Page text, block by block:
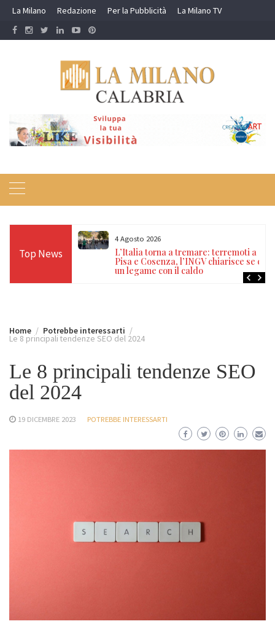
Skip
content
La Milano Redazione Per la Pubblicità La Milano TV
Top News
incendi
e
4 Agosto 2026
L’Italia torna a tremare: terremoti a
Pisa e Cosenza, l’INGV chiarisce se c’è
un legame con il caldo
Home Potrebbe interessarti
Le 8 principali tendenze SEO del 2024
Le 8 principali tendenze SEO
del 2024
19 DICEMBRE 2023 POTREBBE INTERESSARTI